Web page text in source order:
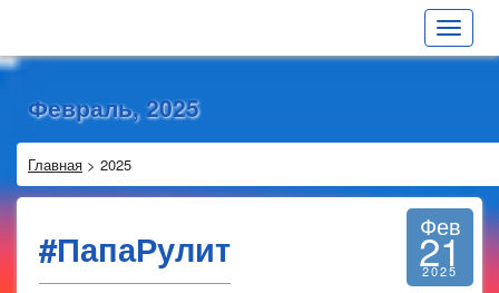
Toggle
Февраль, 2025
Главная > 2025
#ПапаРулит Фев
21
2025